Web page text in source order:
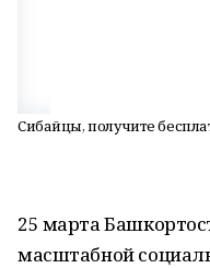
Сибайцы, получите
25 марта
масштабной